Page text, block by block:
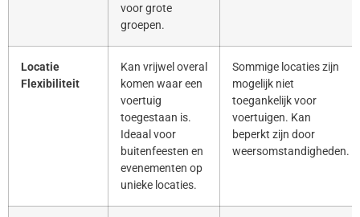
voor grote
groepen.
Locatie
Flexibiliteit
Kan vrijwel overal
komen waar een
voertuig
toegestaan is.
Ideaal voor
buitenfeesten en
evenementen op
unieke locaties.
Sommige locaties zijn
mogelijk niet
toegankelijk voor
voertuigen. Kan
beperkt zijn door
weersomstandigheden.